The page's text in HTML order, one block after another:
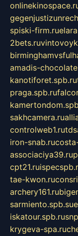
spiski-firm.ru
2bets.ru
amadis-
kanotiforet.spb.ru
praga.spb.ru
sakhcamera.ru
controlweb1.ru
iron-snab.ru
associaciya39.ru
cpt21.ru
tae-kwon.ru
archery161.ru
sarmiento.spb.su
iskatour.spb.ru
krygeva-spa.ru